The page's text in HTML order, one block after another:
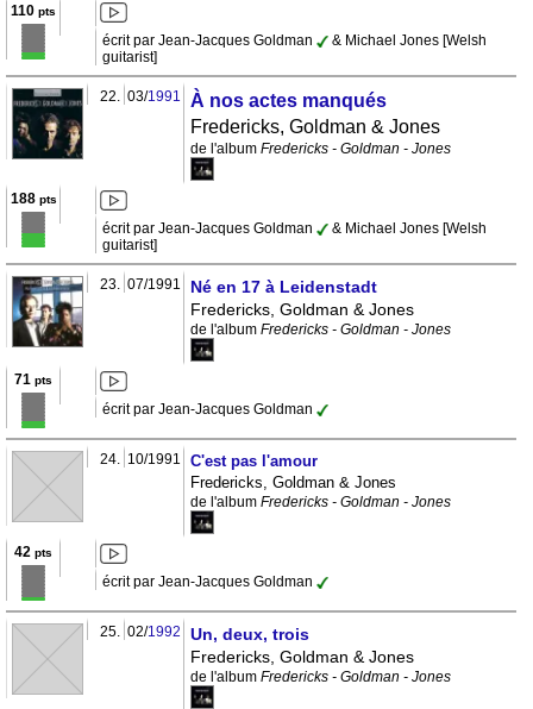
110 pts
écrit par Jean-Jacques Goldman
& Michael Jones [Welsh
guitarist]
22. 03/1991
À nos actes manqués
Fredericks, Goldman & Jones
de l'album Fredericks - Goldman - Jones
188pts
écrit par Jean-Jacques Goldman
& Michael Jones [Welsh
guitarist]
23. 07/1991
Né en 17 à Leidenstadt
Fredericks, Goldman & Jones
de l'album Fredericks - Goldman - Jones
71 pts
écrit par Jean-Jacques Goldman
24. 10/1991
C'est pas l'amour
Fredericks, Goldman & Jones
de l'album Fredericks - Goldman - Jones
42 pts
écrit par Jean-Jacques Goldman
25. 02/1992
Un, deux, trois
Fredericks, Goldman & Jones
de l'album Fredericks - Goldman - Jones